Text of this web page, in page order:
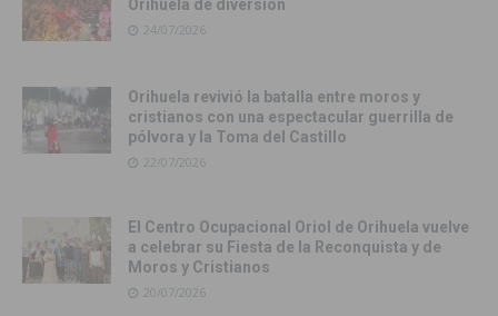
Orihuela de diversión
24/07/2026
Orihuela revivió la batalla entre moros y
cristianos con una espectacular guerrilla de
pólvora y la Toma del Castillo
22/07/2026
El Centro Ocupacional Oriol de Orihuela vuelve
a celebrar su Fiesta de la Reconquista y de
Moros y Cristianos
20/07/2026